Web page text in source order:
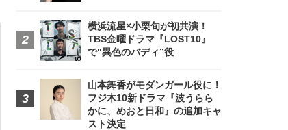
横浜流星×小栗旬が初共演！
TBS金曜ドラマ『LOST10』
で"異色のバディ”役
山本舞香がモダンガール役に！
フジ木10新ドラマ『波うらら
かに、めおと日和』の追加キャ
スト決定